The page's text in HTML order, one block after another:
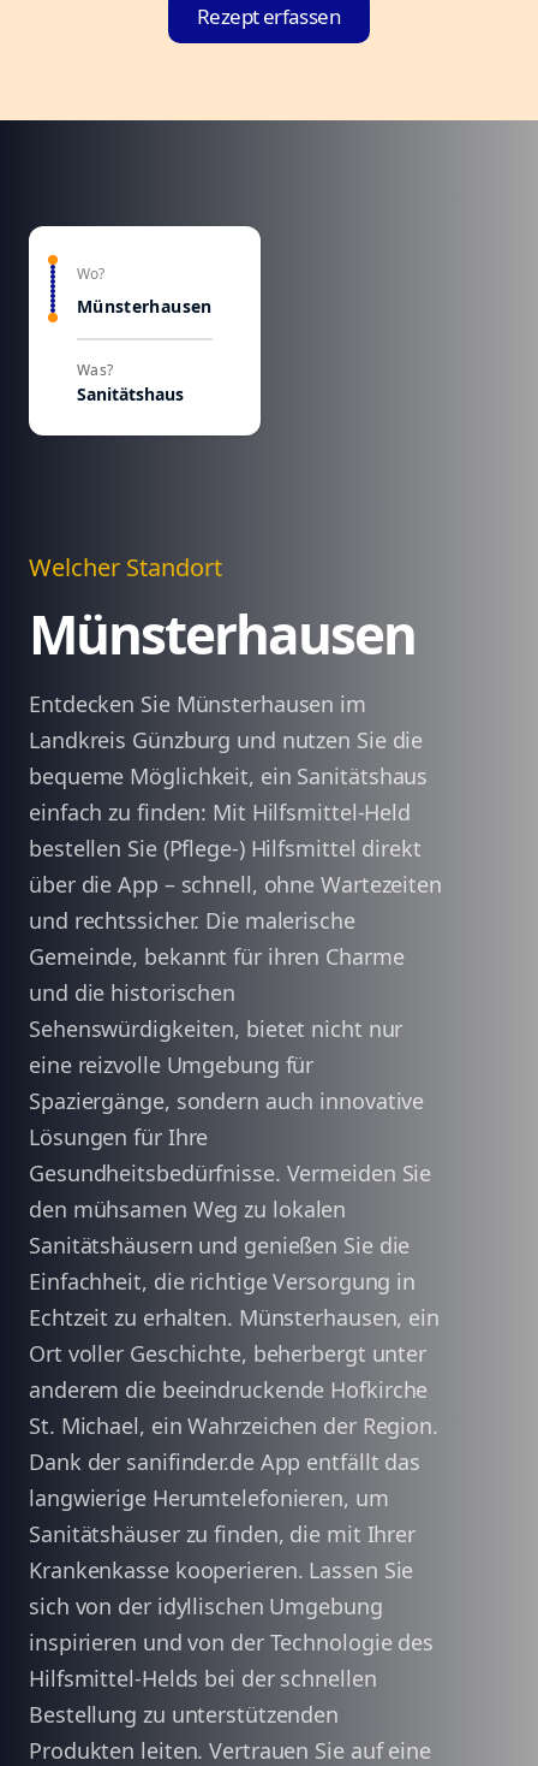
Rezept erfassen
Wo?
Münsterhausen
Was?
Sanitätshaus
Welcher Standort
Münsterhausen
Entdecken Sie Münsterhausen im
Landkreis Günzburg und nutzen Sie die
bequeme Möglichkeit, ein Sanitätshaus
einfach zu finden: Mit Hilfsmittel-Held
bestellen Sie (Pflege-) Hilfsmittel direkt
über die App – schnell, ohne Wartezeiten
und rechtssicher. Die malerische
Gemeinde, bekannt für ihren Charme
und die historischen
Sehenswürdigkeiten, bietet nicht nur
eine reizvolle Umgebung für
Spaziergänge, sondern auch innovative
Lösungen für Ihre
Gesundheitsbedürfnisse. Vermeiden Sie
den mühsamen Weg zu lokalen
Sanitätshäusern und genießen Sie die
Einfachheit, die richtige Versorgung in
Echtzeit zu erhalten. Münsterhausen, ein
Ort voller Geschichte, beherbergt unter
anderem die beeindruckende Hofkirche
St. Michael, ein Wahrzeichen der Region.
Dank der sanifinder.de App entfällt das
langwierige Herumtelefonieren, um
Sanitätshäuser zu finden, die mit Ihrer
Krankenkasse kooperieren. Lassen Sie
sich von der idyllischen Umgebung
inspirieren und von der Technologie des
Hilfsmittel-Helds bei der schnellen
Bestellung zu unterstützenden
Produkten leiten. Vertrauen Sie auf eine